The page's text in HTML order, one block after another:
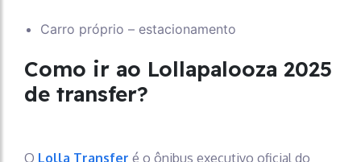
Carro próprio – estacionamento
Como ir ao Lollapalooza 2025
de transfer?
O Lolla Transfer é o ônibus executivo oficial do